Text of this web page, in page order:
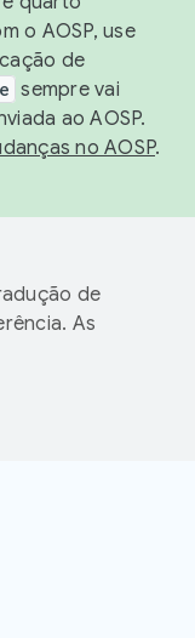
o AOSP, use
de
sempre vai
ao AOSP.
no AOSP.
de
As